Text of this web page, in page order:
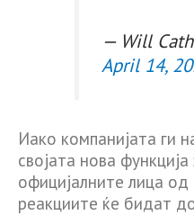
— Will
April 14,
Иако компанијата ги
својата нова
официјалните лица
реакциите ќе бидат